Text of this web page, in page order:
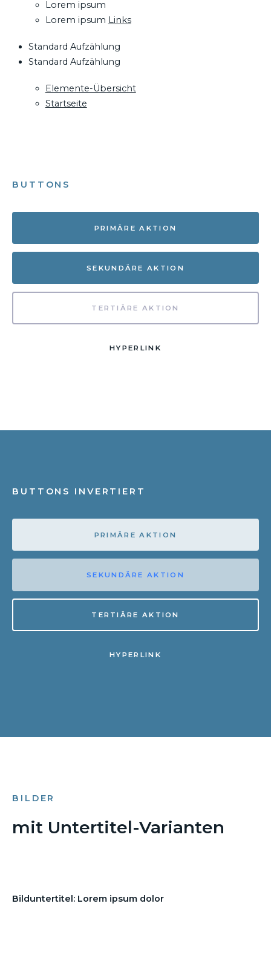
Lorem ipsum
Lorem ipsum Links
Standard Aufzählung
Standard Aufzählung
Elemente-Übersicht
Startseite
BUTTONS
PRIMÄRE AKTION
SEKUNDÄRE AKTION
TERTIÄRE AKTION
HYPERLINK
BUTTONS INVERTIERT
PRIMÄRE AKTION
SEKUNDÄRE AKTION
TERTIÄRE AKTION
HYPERLINK
BILDER
mit Untertitel-Varianten
Bilduntertitel: Lorem ipsum dolor